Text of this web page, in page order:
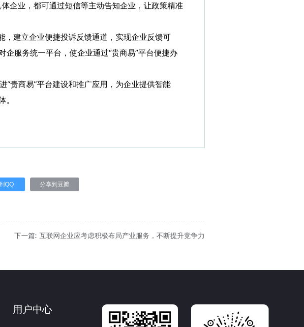
企业，都可通过短信等主动告知企业，让政策精准
建立企业便捷投诉反馈通道，实现企业反馈可
服务统一平台，使企业通过“贵商易”平台便捷办
贵商易”平台建设和推广应用，为企业提供智能
QQ 分享到豆瓣
下一篇: 互联网企业应考虑积极布局产业服务，不断提升竞争力
用户中心